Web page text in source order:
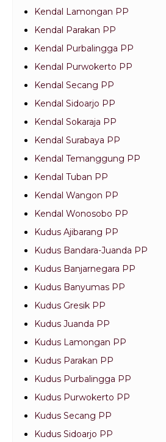
Kendal Lamongan PP
Kendal Parakan PP
Kendal Purbalingga PP
Kendal Purwokerto PP
Kendal Secang PP
Kendal Sidoarjo PP
Kendal Sokaraja PP
Kendal Surabaya PP
Kendal Temanggung PP
Kendal Tuban PP
Kendal Wangon PP
Kendal Wonosobo PP
Kudus Ajibarang PP
Kudus Bandara-Juanda PP
Kudus Banjarnegara PP
Kudus Banyumas PP
Kudus Gresik PP
Kudus Juanda PP
Kudus Lamongan PP
Kudus Parakan PP
Kudus Purbalingga PP
Kudus Purwokerto PP
Kudus Secang PP
Kudus Sidoarjo PP